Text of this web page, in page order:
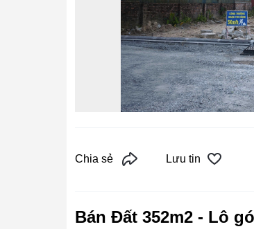
Chia sẻ Lưu tin
Bán Đất 352m2 - Lô